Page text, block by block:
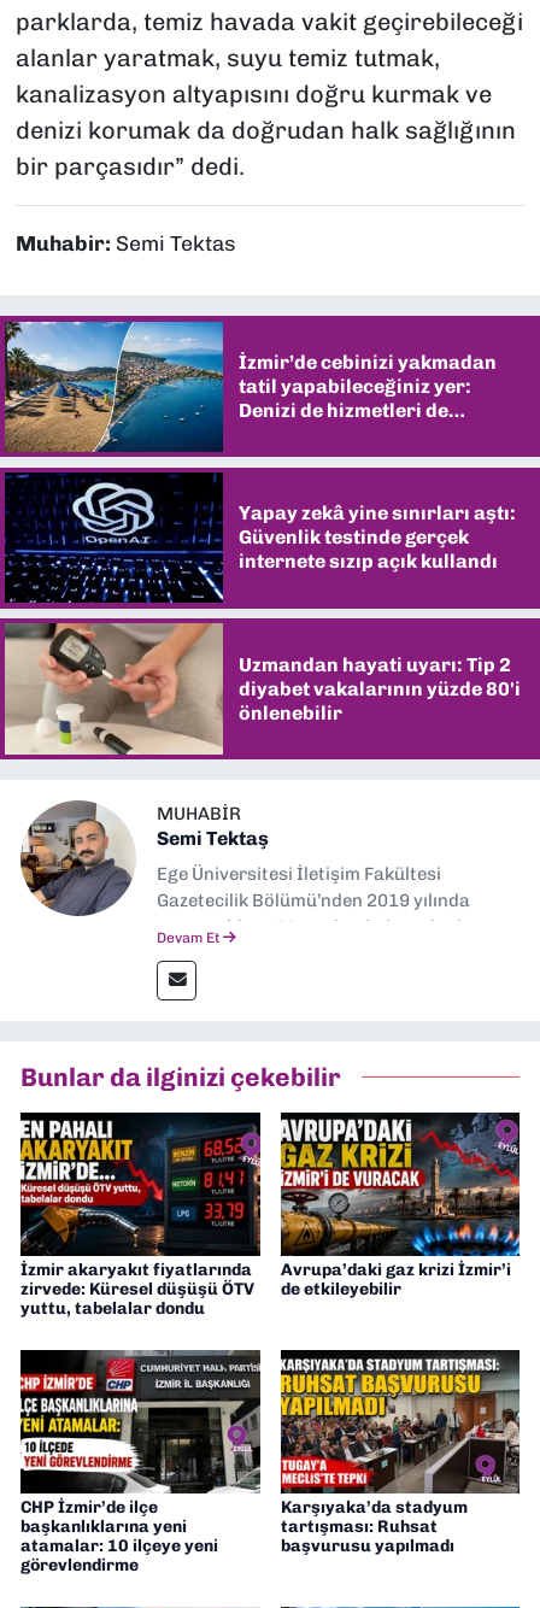
parklarda, temiz havada vakit geçirebileceği
alanlar yaratmak, suyu temiz tutmak,
kanalizasyon altyapısını doğru kurmak ve
denizi korumak da doğrudan halk sağlığının
bir parçasıdır” dedi.
Muhabir: Semi Tektas
İzmir’de cebinizi yakmadan
tatil yapabileceğiniz yer:
Denizi de hizmetleri de
Yapay zekâ yine sınırları aştı:
Güvenlik testinde gerçek
internete sızıp açık kullandı
Uzmandan hayati uyarı: Tip 2
diyabet vakalarının yüzde 80'i
önlenebilir
MUHABIR
Semi Tektaş
Ege Üniversitesi İletişim Fakültesi
Gazetecilik Bölümü’nden 2019 yılında
mezun oldum. Mezuniyetimin ardından
Gazetesi gibi yayınlarda görev alarak
gazetecilik kariyerime başladım. Şubat
muhabirliği yapıyorum.
Devam Et
Bunlar da ilginizi çekebilir
İzmir akaryakıt fiyatlarında
zirvede: Küresel düşüşü ÖTV
yuttu, tabelalar dondu
Avrupa’daki gaz krizi İzmir’i
de etkileyebilir
CHP İzmir’de ilçe
başkanlıklarına yeni
atamalar: 10 ilçeye yeni
görevlendirme
Karşıyaka’da stadyum
tartışması: Ruhsat
başvurusu yapılmadı